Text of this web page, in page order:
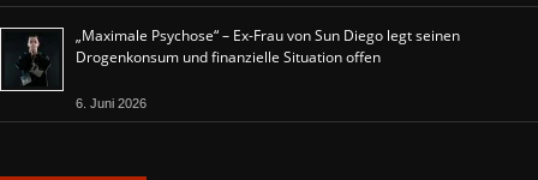
„Maximale Psychose“ – Ex-Frau von Sun Diego legt seinen
Drogenkonsum und finanzielle Situation offen
6. Juni 2026